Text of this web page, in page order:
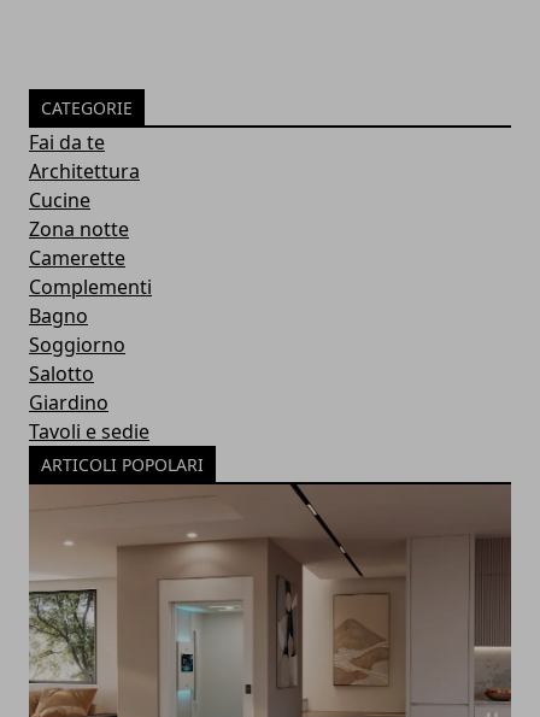
CATEGORIE
Fai da te
Architettura
Cucine
Zona notte
Camerette
Complementi
Bagno
Soggiorno
Salotto
Giardino
Tavoli e sedie
ARTICOLI POPOLARI